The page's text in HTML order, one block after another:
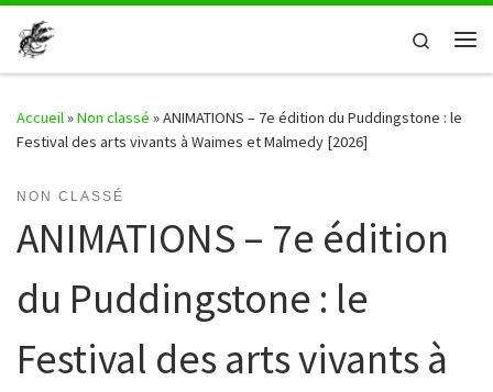
Passer au contenu
Search
Accueil»Non classé »ANIMATIONS – 7e édition du Puddingstone : le
Festival des arts vivants à Waimes et Malmedy [2026]
NON CLASSÉ
ANIMATIONS – 7e édition
du Puddingstone : le
Festival des arts vivants à